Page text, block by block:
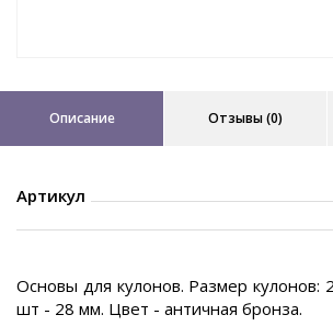
Описание Отзывы (0)
Артикул
Основы для кулонов. Размер
шт - 28 мм. Цвет - античная бронза.